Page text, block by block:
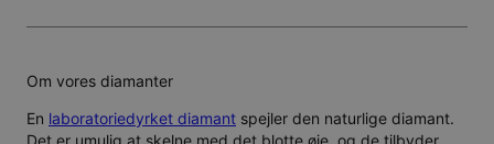
Om vores diamanter
En laboratoriedyrket diamant spejler den naturlige diamant.
Det er umulig at skelne med det blotte øje, og de tilbyder